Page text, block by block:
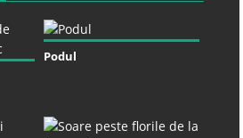
Podul